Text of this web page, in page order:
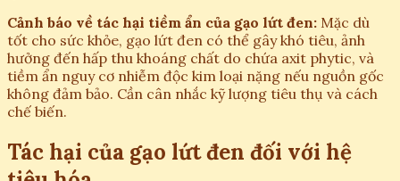
Cảnh báo về tác hại tiềm ẩn của gạo lứt đen: Mặc dù
tốt cho sức khỏe, gạo lứt đen có thể gây khó tiêu, ảnh
hưởng đến hấp thu khoáng chất do chứa axit phytic, và
tiềm ẩn nguy cơ nhiễm độc kim loại nặng nếu nguồn gốc
không đảm bảo. Cần cân nhắc kỹ lượng tiêu thụ và cách
chế biến.
Tác hại của gạo lứt đen đối với hệ